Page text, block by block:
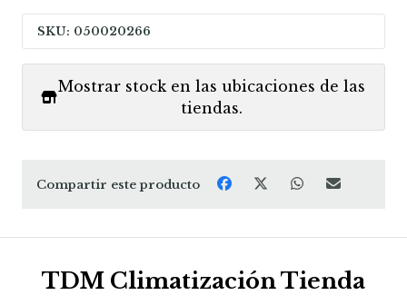
SKU: 050020266
Mostrar stock en las ubicaciones de las
tiendas.
Compartir este producto
TDM Climatización Tienda